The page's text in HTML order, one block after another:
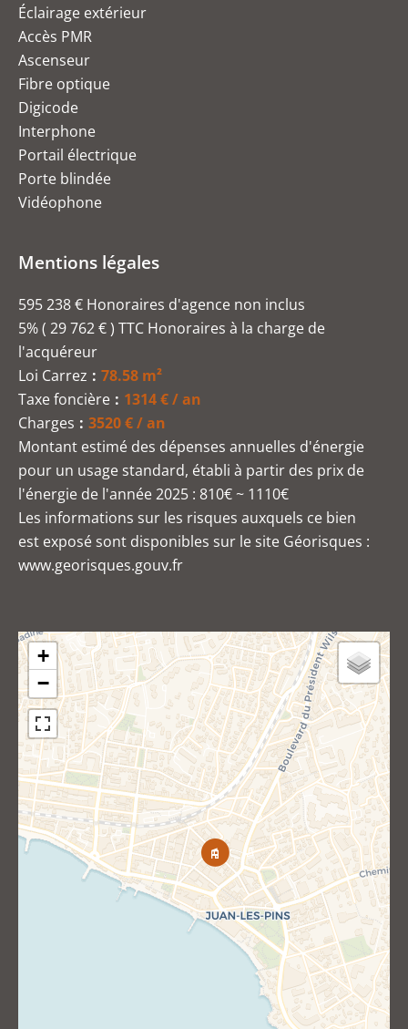
Éclairage extérieur
Accès PMR
Ascenseur
Fibre optique
Digicode
Interphone
Portail électrique
Porte blindée
Vidéophone
Mentions légales
595 238 € Honoraires d'agence non inclus
5% ( 29 762 € ) TTC Honoraires à la charge de
l'acquéreur
Loi Carrez
78.58 m²
Taxe foncière
1314 € / an
Charges
3520 € / an
Montant estimé des dépenses annuelles d'énergie
pour un usage standard, établi à partir des prix de
l'énergie de l'année 2025 : 810€ ~ 1110€
Les informations sur les risques auxquels ce bien
est exposé sont disponibles sur le site Géorisques :
www.georisques.gouv.fr
+
−